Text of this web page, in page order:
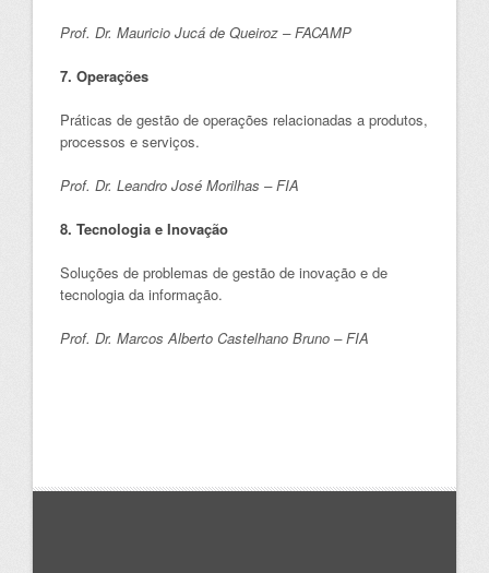
Prof. Dr. Mauricio Jucá de Queiroz – FACAMP
7. Operações
Práticas de gestão de operações relacionadas a produtos,
processos e serviços.
Prof. Dr. Leandro José Morilhas – FIA
8. Tecnologia e Inovação
Soluções de problemas de gestão de inovação e de
tecnologia da informação.
Prof. Dr. Marcos Alberto Castelhano Bruno – FIA